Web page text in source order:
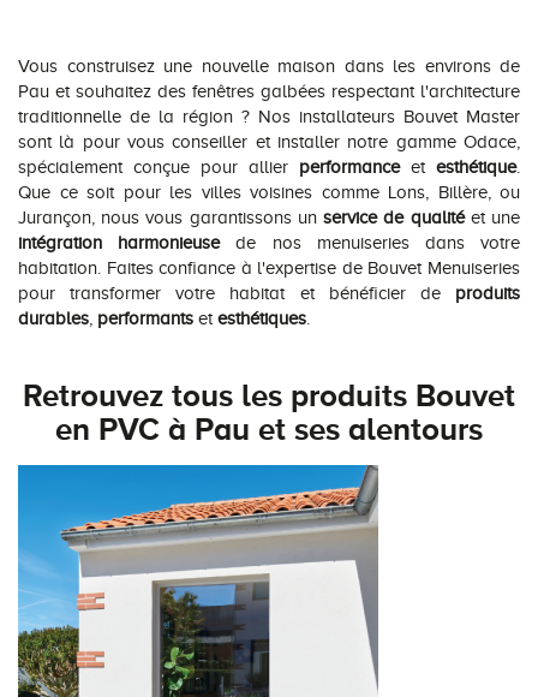
Vous construisez une nouvelle maison dans les environs de
Pau et souhaitez des fenêtres galbées respectant l'architecture
traditionnelle de la région ? Nos installateurs Bouvet Master
sont là pour vous conseiller et installer notre gamme Odace,
spécialement conçue pour allier performance et esthétique.
Que ce soit pour les villes voisines comme Lons, Billère, ou
Jurançon, nous vous garantissons unservice de qualitéet une
intégration harmonieusede nos menuiseries dans votre
habitation. Faites confiance à l'expertise de Bouvet Menuiseries
pour transformer votre habitat et bénéficier de produits
durables performants et esthétiques
Retrouvez tous les produits Bouvet
en PVC à Pau et ses alentours